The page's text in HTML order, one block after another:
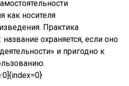
как носителя
Практика
охраняется, если оно
и пригодно к